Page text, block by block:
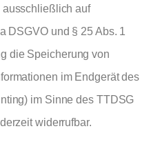
ausschließlich auf
DSGVO und § 25 Abs. 1
die Speicherung von
im Endgerät des
im Sinne des TTDSG
widerrufbar.